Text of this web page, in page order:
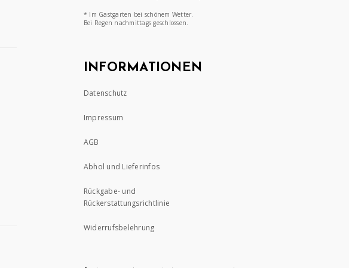
* Im Gastgarten bei schönem Wetter.
Bei Regen nachmittags geschlossen.
INFORMATIONEN
Datenschutz
Impressum
AGB
Abhol und Lieferinfos
Rückgabe- und
Rückerstattungsrichtlinie
Widerrufsbelehrung